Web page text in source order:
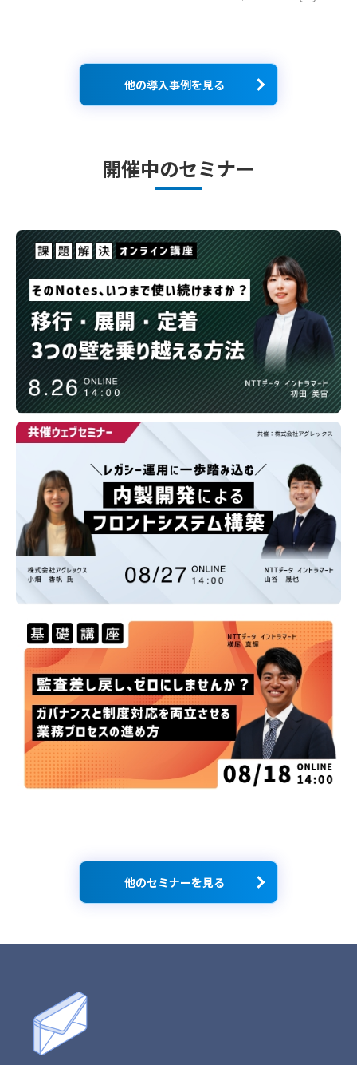
他の導入事例を見る
開催中のセミナー
他のセミナーを見る